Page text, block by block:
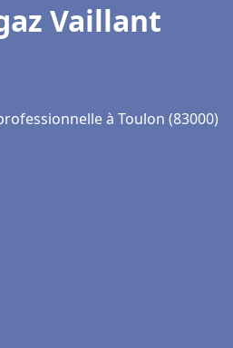
Vaillant
à Toulon (83000)